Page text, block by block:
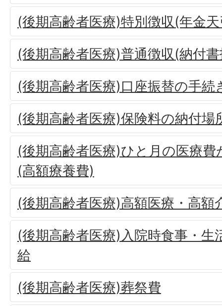
(後期高齢者医療)特別徴収(年金
(後期高齢者医療)普通徴収(納付
(後期高齢者医療)口座振替の手続
(後期高齢者医療)保険料の納付場
(後期高齢者医療)ひと月の医療
(高額療養費)
(後期高齢者医療)高額医療・高額
(後期高齢者医療)入院時食事・生
給
(後期高齢者医療)葬祭費